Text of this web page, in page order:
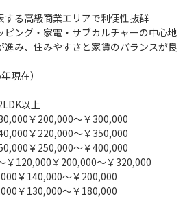
する高級商業エリアで利便性抜群
ング・家電・サブカルチャーの中心地
進み、住みやすさと家賃のバランスが良
現在）
以上
￥200,000〜￥300,000
￥220,000〜￥350,000
￥250,000〜￥400,000
￥120,000￥200,000〜￥320,000
￥140,000〜￥200,000
￥130,000〜￥180,000